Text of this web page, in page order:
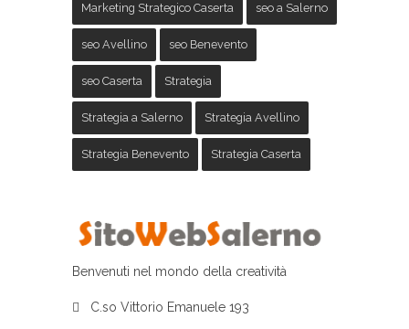
Marketing Strategico Caserta seo a Salerno
seo Avellino seo Benevento
seo Caserta Strategia
Strategia a Salerno Strategia Avellino
Strategia Benevento Strategia Caserta
Benvenuti nel mondo della creatività
C.so Vittorio Emanuele 193